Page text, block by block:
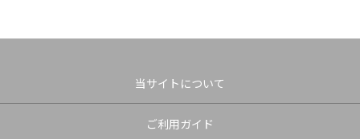
当サイトについて
ご利用ガイド